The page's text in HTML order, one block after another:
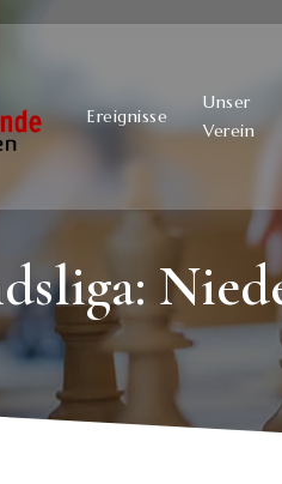
Ereignisse
Unser
Verein